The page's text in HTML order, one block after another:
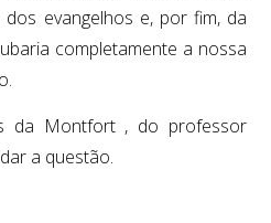
evangelhos e, por fim, da
completamente a nossa
da Montfort , do professor
a questão.